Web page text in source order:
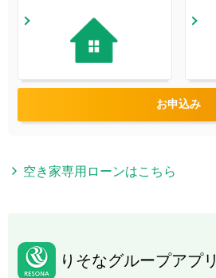
お申込み
空き家専用ローンはこちら
りそなグループアプリ